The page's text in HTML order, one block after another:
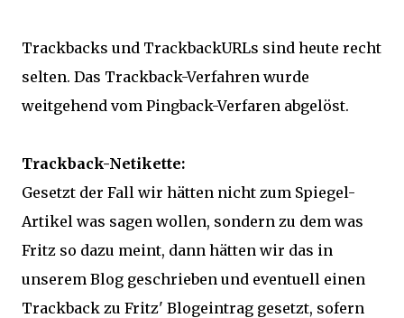
Trackbacks und TrackbackURLs sind heute recht
selten. Das Trackback-Verfahren wurde
weitgehend vom Pingback-Verfaren abgelöst.
Trackback-Netikette:
Gesetzt der Fall wir hätten nicht zum Spiegel-
Artikel was sagen wollen, sondern zu dem was
Fritz so dazu meint, dann hätten wir das in
unserem Blog geschrieben und eventuell einen
Trackback zu Fritz' Blogeintrag gesetzt, sofern